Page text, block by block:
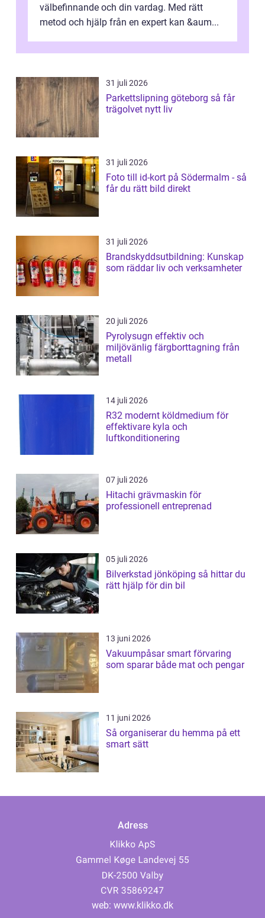
välbefinnande och din vardag. Med rätt
metod och hjälp från en expert kan &aum...
31 juli 2026
Parkettslipning göteborg så får
trägolvet nytt liv
31 juli 2026
Foto till id-kort på Södermalm - så
får du rätt bild direkt
31 juli 2026
Brandskyddsutbildning: Kunskap
som räddar liv och verksamheter
20 juli 2026
Pyrolysugn effektiv och
miljövänlig färgborttagning från
metall
14 juli 2026
R32 modernt köldmedium för
effektivare kyla och
luftkonditionering
07 juli 2026
Hitachi grävmaskin för
professionell entreprenad
05 juli 2026
Bilverkstad jönköping så hittar du
rätt hjälp för din bil
13 juni 2026
Vakuumpåsar smart förvaring
som sparar både mat och pengar
11 juni 2026
Så organiserar du hemma på ett
smart sätt
Adress
web: www.klikko.dk